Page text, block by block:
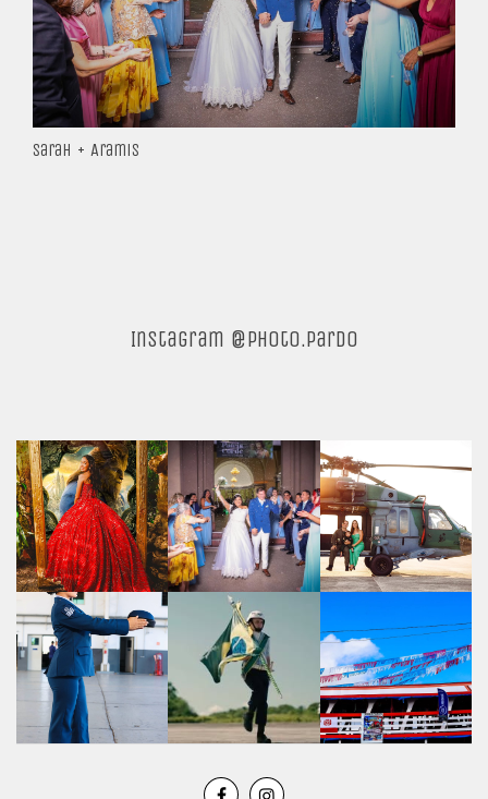
Sarah + Aramis
Instagram @photo.pardo